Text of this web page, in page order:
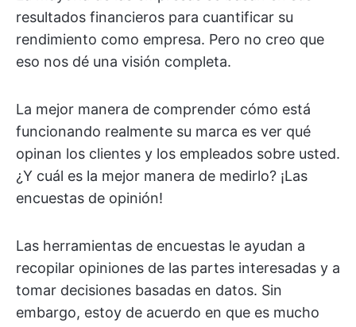
resultados financieros para cuantificar su
rendimiento como empresa. Pero no creo que
eso nos dé una visión completa.
La mejor manera de comprender cómo está
funcionando realmente su marca es ver qué
opinan los clientes y los empleados sobre usted.
¿Y cuál es la mejor manera de medirlo? ¡Las
encuestas de opinión!
Las herramientas de encuestas le ayudan a
recopilar opiniones de las partes interesadas y a
tomar decisiones basadas en datos. Sin
embargo, estoy de acuerdo en que es mucho